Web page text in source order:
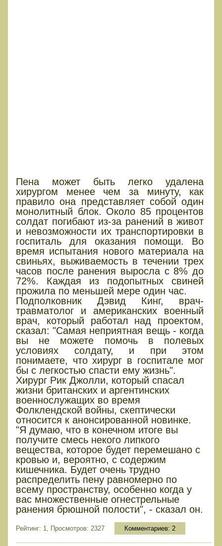
Пена может быть легко удалена
хирургом менее чем за минуту, как
правило она представляет собой один
монолитный блок. Около 85 процентов
солдат погибают из-за ранений в живот
и невозможности их транспортировки в
госпиталь для оказания помощи. Во
время испытания нового материала на
свиньях, выживаемость в течении трех
часов после ранения выросла с 8% до
72%. Каждая из подопытных свиней
прожила по меньшей мере один час.
Подполковник Дэвид Кинг, врач-
травматолог и американских военный
врач, который работал над проектом,
сказал: "Самая неприятная вещь - когда
вы не можете помочь в полевых
условиях солдату, и при этом
понимаете, что хирург в госпитале мог
бы с легкостью спасти ему жизнь".
Хирург Рик Джолли, который спасал
жизни британских и аргентинских
военнослужащих во время
Фолклендской войны, скептически
относится к анонсированной новинке.
"Я думаю, что в конечном итоге вы
получите смесь некого липкого
вещества, которое будет перемешано с
кровью и, вероятно, с содержим
кишечника. Будет очень трудно
распределить пену равномерно по
всему пространству, особенно когда у
вас множественные огнестрельные
ранения брюшной полости", - сказал он.
Рейтинг: 1, Просмотров: 2327 Комментариев: 2